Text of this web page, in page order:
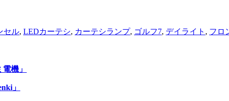
セル, LEDカーテシ, カーテシランプ, ゴルフ7, デイライト , フロ
機」
」